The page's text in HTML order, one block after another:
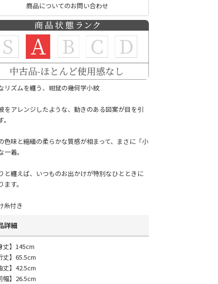
商品についてのお問い合わせ
リズムを纏う、紺鼠の幾何学小紋
をアレンジしたような、動きのある図案が目を引
色味と縮緬の柔らかな質感が相まって、まさに「小
一着。
と纏えば、いつものお出かけが特別なひとときに
ます。
糸付き
詳細
丈】145cm
丈】65.5cm
丈】42.5cm
幅】26.5cm